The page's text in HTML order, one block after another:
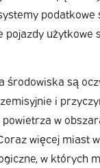
podatkowe
pojazdy użytkowe
środowiska są
i
w
więcej miast
w których